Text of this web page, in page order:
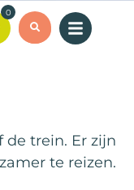
0
de trein. Er zijn
te reizen.